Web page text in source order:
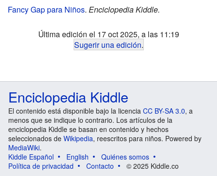
Fancy Gap para Niños. Enciclopedia Kiddle.
Última edición el 17 oct 2025, a las 11:19
Sugerir una edición.
Enciclopedia Kiddle
El contenido está disponible bajo la licencia CC BY-SA 3.0, a
menos que se indique lo contrario. Los artículos de la
enciclopedia Kiddle se basan en contenido y hechos
seleccionados de Wikipedia, reescritos para niños. Powered by
MediaWiki.
Kiddle Español
English
Quiénes somos
Política de privacidad
Contacto © 2025 Kiddle.co